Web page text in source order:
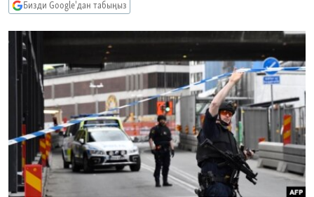
ЭКСПЕРТТЕР ТАЛДАЙТ
БИЗ ЖАНА ДҮЙНӨ
ДАНИСТЕ
ЭЖЕ-СИҢДИЛЕР
АЗАТТЫК+
ЫҢГАЙСЫЗ СУРООЛОР
ӨЗГӨЧӨ ПИКИР
Русский
ОНЛАЙН ШЕРИНЕ
ЭЕ/АРнун бардык сайттары
Бизди Google'дан табыңыз